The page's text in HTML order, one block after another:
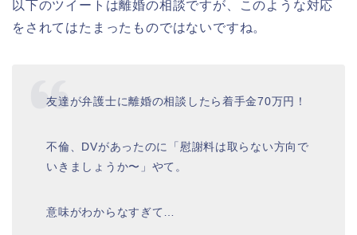
以下のツイートは離婚の相談ですが、このような対応
をされてはたまったものではないですね。
友達が弁護士に離婚の相談したら着手金70万円！
不倫、DVがあったのに「慰謝料は取らない方向で
いきましょうか〜」やて。
意味がわからなすぎて…